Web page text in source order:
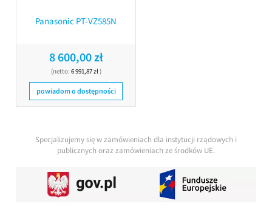
Panasonic PT-VZ585N
8 600,00 zł
(netto: 6 991,87 zł)
powiadom o dostępności
Specjalizujemy się w zamówieniach dla instytucji rządowych i
publicznych oraz zamówieniach ze środków UE.